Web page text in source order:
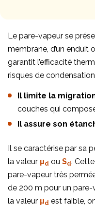
Le pare-vapeur se
membrane, d’un enduit
garantit l’efficacité
risques de condensation
Il limite la
couches qui
Il assure son
Il se caractérise par sa
la valeur μd ou Sd.
pare-vapeur très
de 200 m pour un
la valeur μd est faible,